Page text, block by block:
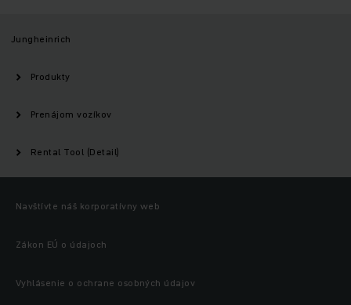
Jungheinrich
Produkty
Prenájom vozíkov
Rental Tool (Detail)
Navštívte náš korporatívny web
Zákon EÚ o údajoch
Vyhlásenie o ochrane osobných údajov